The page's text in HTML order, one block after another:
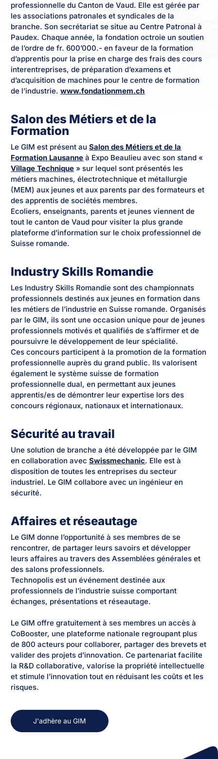
professionnelle du Canton de Vaud. Elle est gérée par
les associations patronales et syndicales de la
branche. Son secrétariat se situe au Centre Patronal à
Paudex. Chaque année, la fondation octroie un soutien
de l’ordre de fr. 600’000.- en faveur de la formation
d’apprentis pour la prise en charge des frais des cours
interentreprises, de préparation d’examens et
d’acquisition de machines pour le centre de formation
de l’industrie.www.fondationmem.ch
Salon des Métiers et de la
Formation
Le GIM est présent auSalon des Métiers et de la
Formation Lausanne à Expo Beaulieu avec son stand «
Village Technique » sur lequel sont présentés les
métiers machines, électrotechnique et métallurgie
(MEM) aux jeunes et aux parents par des formateurs et
des apprentis de sociétés membres.
Ecoliers, enseignants, parents et jeunes viennent de
tout le canton de Vaud pour visiter la plus grande
plateforme d’information sur le choix professionnel de
Suisse romande.
Industry Skills Romandie
Les Industry Skills Romandie sont des championnats
professionnels destinés aux jeunes en formation dans
les métiers de l’industrie en Suisse romande. Organisés
par le GIM, ils sont une occasion unique pour de jeunes
professionnels motivés et qualifiés de s’affirmer et de
poursuivre le développement de leur spécialité.
Ces concours participent à la promotion de la formation
professionnelle auprès du grand public. Ils valorisent
également le système suisse de formation
professionnelle dual, en permettant aux jeunes
apprentis/es de démontrer leur expertise lors des
concours régionaux, nationaux et internationaux.
Sécurité au travail
Une solution de branche a été développée par le GIM
en collaboration avecSwissmechanic. Elle est à
disposition de toutes les entreprises du secteur
industriel. Le GIM collabore avec un ingénieur en
sécurité.
Affaires et réseautage
Le GIM donne l’opportunité à ses membres de se
rencontrer, de partager leurs savoirs et développer
leurs affaires au travers des Assemblées générales et
des salons professionnels.
Technopolis est un événement destinée aux
professionnels de l’industrie suisse comportant
échanges, présentations et réseautage.
Le GIM offre gratuitement à ses membres un accès à
CoBooster, une plateforme nationale regroupant plus
de 800 acteurs pour collaborer, partager des brevets et
valider des projets d’innovation. Ce partenariat facilite
la R&D collaborative, valorise la propriété intellectuelle
et stimule l’innovation tout en réduisant les coûts et les
risques.
J'adhère au GIM